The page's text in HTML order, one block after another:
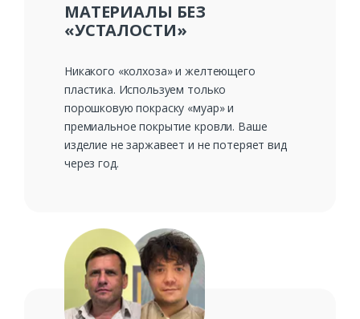
МАТЕРИАЛЫ БЕЗ
«УСТАЛОСТИ»
Никакого «колхоза» и желтеющего
пластика. Используем только
порошковую покраску «муар» и
премиальное покрытие кровли. Ваше
изделие не заржавеет и не потеряет вид
через год.